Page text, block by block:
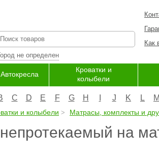
не определен
Как
Автокресла
Кроватки и
колыбели
C D E F G H J K L M
и колыбели Матрасы, комплекты и
на